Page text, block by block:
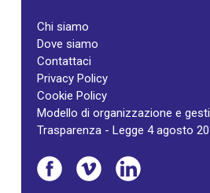
Chi siamo
Dove siamo
Contattaci
Privacy Policy
Cookie Policy
Modello di organizzazione e
Trasparenza - Legge 4 agosto